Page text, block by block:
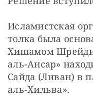
Исламистская
толка была
Хишамом
аль-Ансар»
Сайда (Ливан) в
аль-Хильва».